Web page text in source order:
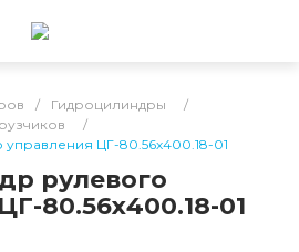
/ Гидроцилиндры
/
/
ЦГ-80.56х400.18-01
рулевого
80.56х400.18-01